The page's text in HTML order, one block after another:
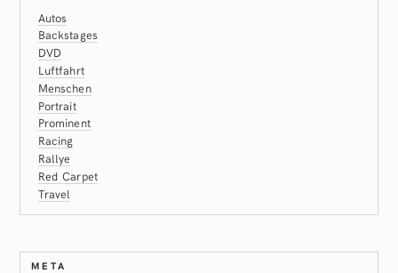
Autos
Backstages
DVD
Luftfahrt
Menschen
Portrait
Prominent
Racing
Rallye
Red Carpet
Travel
META